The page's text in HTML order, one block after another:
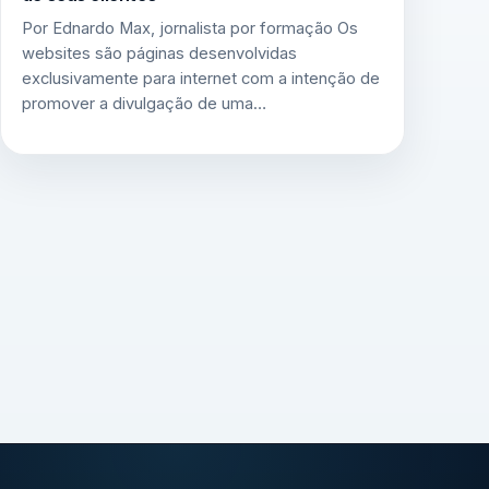
Por Ednardo Max, jornalista por formação Os
websites são páginas desenvolvidas
exclusivamente para internet com a intenção de
promover a divulgação de uma…